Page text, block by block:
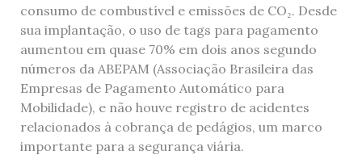
consumo de combustível e emissões de CO₂. Desde
sua implantação, o uso de tags para pagamento
aumentou em quase 70% em dois anos segundo
números da ABEPAM (Associação Brasileira das
Empresas de Pagamento Automático para
Mobilidade), e não houve registro de acidentes
relacionados à cobrança de pedágios, um marco
importante para a segurança viária.